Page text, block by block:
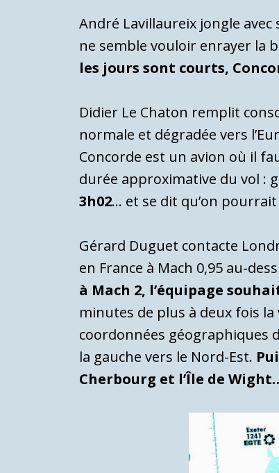
André Lavillaureix jongle
ne semble vouloir enrayer la
les jours sont courts,
Didier Le Chaton remplit
normale et dégradée vers
Concorde est un avion où il
durée approximative du vol :
3h02… et se dit qu’on
Gérard Duguet contacte
en France à Mach 0,95 au-
à Mach 2, l’équipage
minutes de plus à deux fois
coordonnées géographiques
la gauche vers le Nord-Est.
Cherbourg et l’Île de